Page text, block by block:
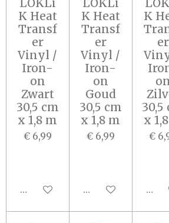
K Heat
Transf
er
Vinyl /
Iron-
on
Zwart
30,5 cm
x 1,8 m
€ 6,99
Houd mij op de hoogte
K Heat
Transf
er
Vinyl /
Iron-
on
Goud
30,5 cm
x 1,8 m
€ 6,99
In winkelwagen
K
er
on
30,5
x
€
In